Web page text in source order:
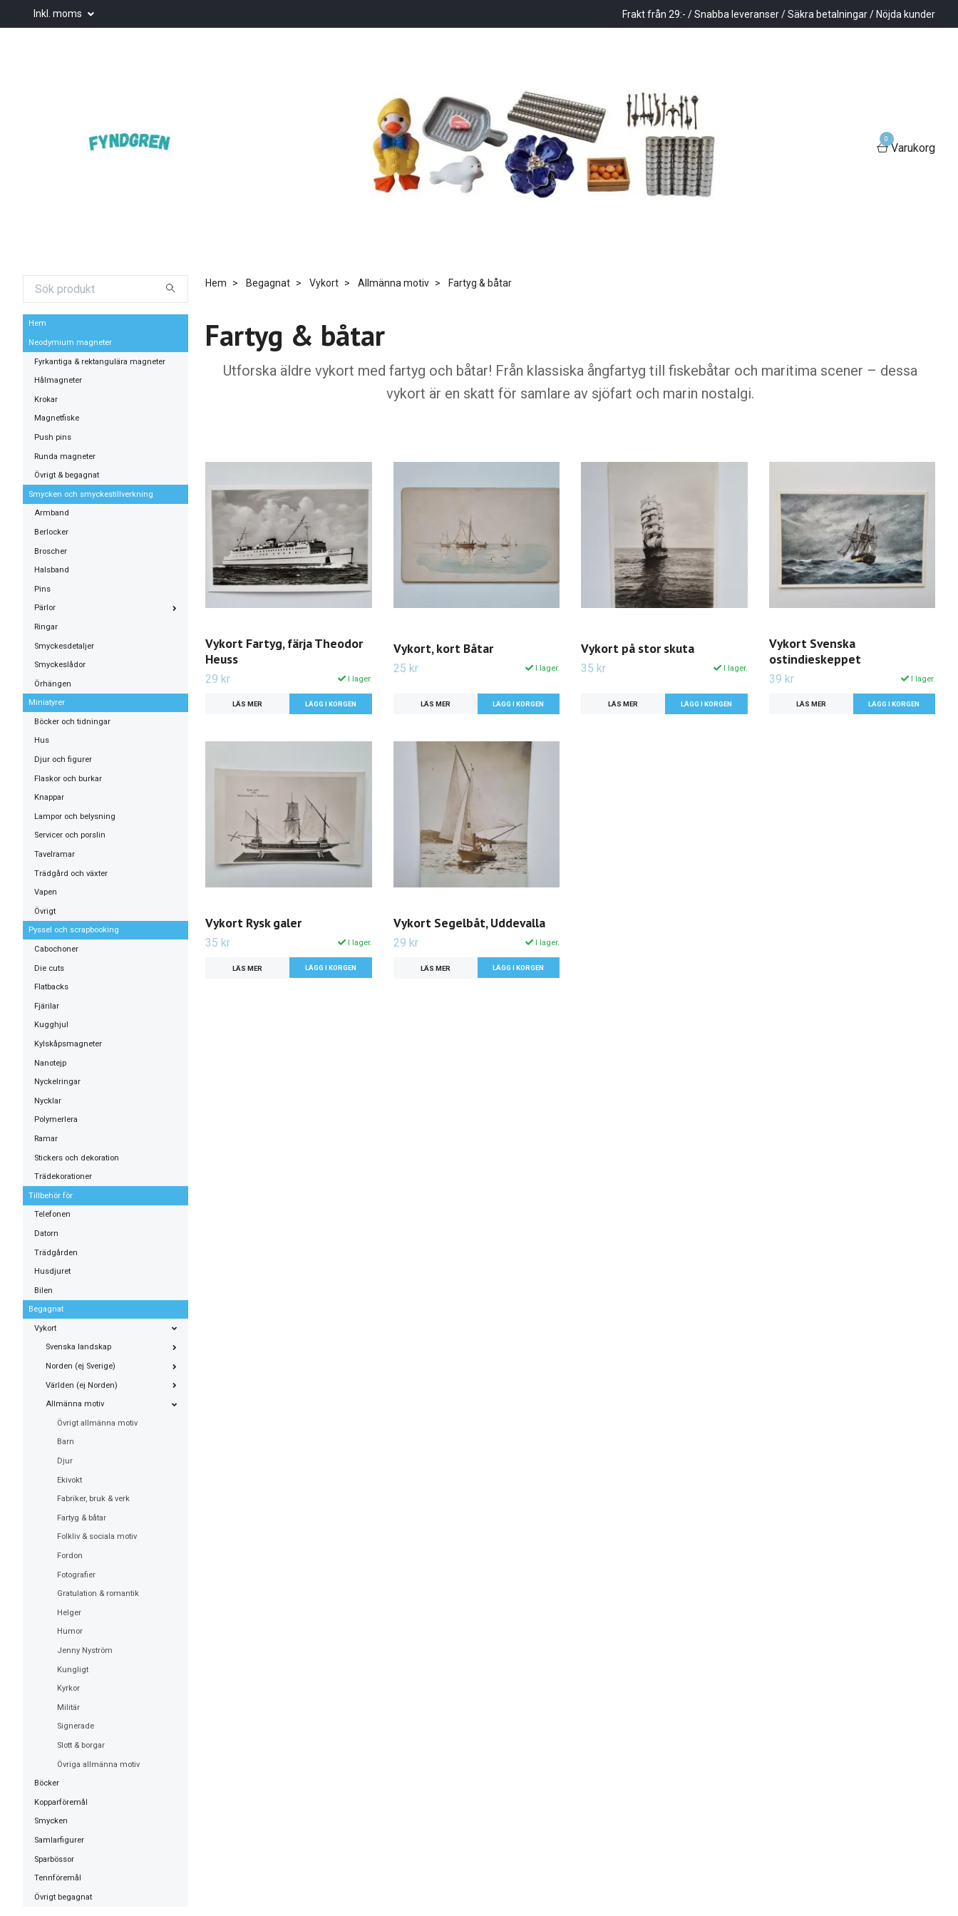
Inkl. moms Frakt från 29:- / Snabba leveranser / Säkra betalningar / Nöjda kunder
0
Varukorg
Hem
Neodymium magneter
Fyrkantiga & rektangulära magneter
Hålmagneter
Krokar
Magnetfiske
Push pins
Runda magneter
Övrigt & begagnat
Smycken och smyckestillverkning
Armband
Berlocker
Broscher
Halsband
Pins
Pärlor
Ringar
Smyckesdetaljer
Smyckeslådor
Örhängen
Miniatyrer
Böcker och tidningar
Hus
Djur och figurer
Flaskor och burkar
Knappar
Lampor och belysning
Servicer och porslin
Tavelramar
Trädgård och växter
Vapen
Övrigt
Pyssel och scrapbooking
Cabochoner
Die cuts
Flatbacks
Fjärilar
Kugghjul
Kylskåpsmagneter
Nanotejp
Nyckelringar
Nycklar
Polymerlera
Ramar
Stickers och dekoration
Trädekorationer
Tillbehör för
Telefonen
Datorn
Trädgården
Husdjuret
Bilen
Begagnat
Vykort
Svenska landskap
Norden (ej Sverige)
Världen (ej Norden)
Allmänna motiv
Övrigt allmänna motiv
Barn
Djur
Ekivokt
Fabriker, bruk & verk
Fartyg & båtar
Folkliv & sociala motiv
Fordon
Fotografier
Gratulation & romantik
Helger
Humor
Jenny Nyström
Kungligt
Kyrkor
Militär
Signerade
Slott & borgar
Övriga allmänna motiv
Böcker
Kopparföremål
Smycken
Samlarfigurer
Sparbössor
Tennföremål
Övrigt begagnat
Hem Begagnat Vykort Allmänna motiv Fartyg & båtar
Fartyg & båtar
Utforska äldre vykort med fartyg och båtar! Från klassiska ångfartyg till fiskebåtar och maritima scener – dessa
vykort är en skatt för samlare av sjöfart och marin nostalgi.
Vykort Fartyg, färja Theodor
Heuss
29 kr I lager.
LÄS MER
Vykort, kort Båtar
25 kr I lager.
LÄS MER
Vykort på stor skuta
35 kr I lager.
LÄS MER
Vykort Svenska
ostindieskeppet
39 kr I lager.
LÄS MER
Vykort Rysk galer
35 kr I lager.
LÄS MER
Vykort Segelbåt, Uddevalla
29 kr I lager.
LÄS MER